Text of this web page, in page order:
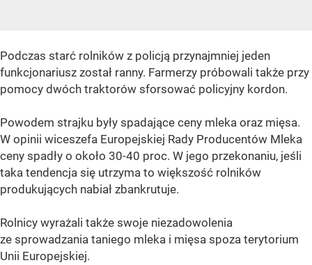
Podczas starć rolników z policją przynajmniej jeden
funkcjonariusz został ranny. Farmerzy próbowali także przy
pomocy dwóch traktorów sforsować policyjny kordon.
Powodem strajku były spadające ceny mleka oraz mięsa.
W opinii wiceszefa Europejskiej Rady Producentów Mleka
ceny spadły o około 30-40 proc. W jego przekonaniu, jeśli
taka tendencja się utrzyma to większość rolników
produkujących nabiał zbankrutuje.
Rolnicy wyrażali także swoje niezadowolenia
ze sprowadzania taniego mleka i mięsa spoza terytorium
Unii Europejskiej.